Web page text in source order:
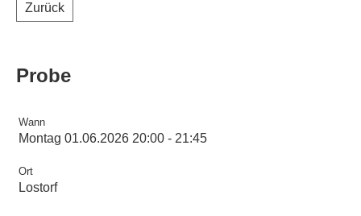
Zurück
Probe
Wann
Montag 01.06.2026 20:00 - 21:45
Ort
Lostorf